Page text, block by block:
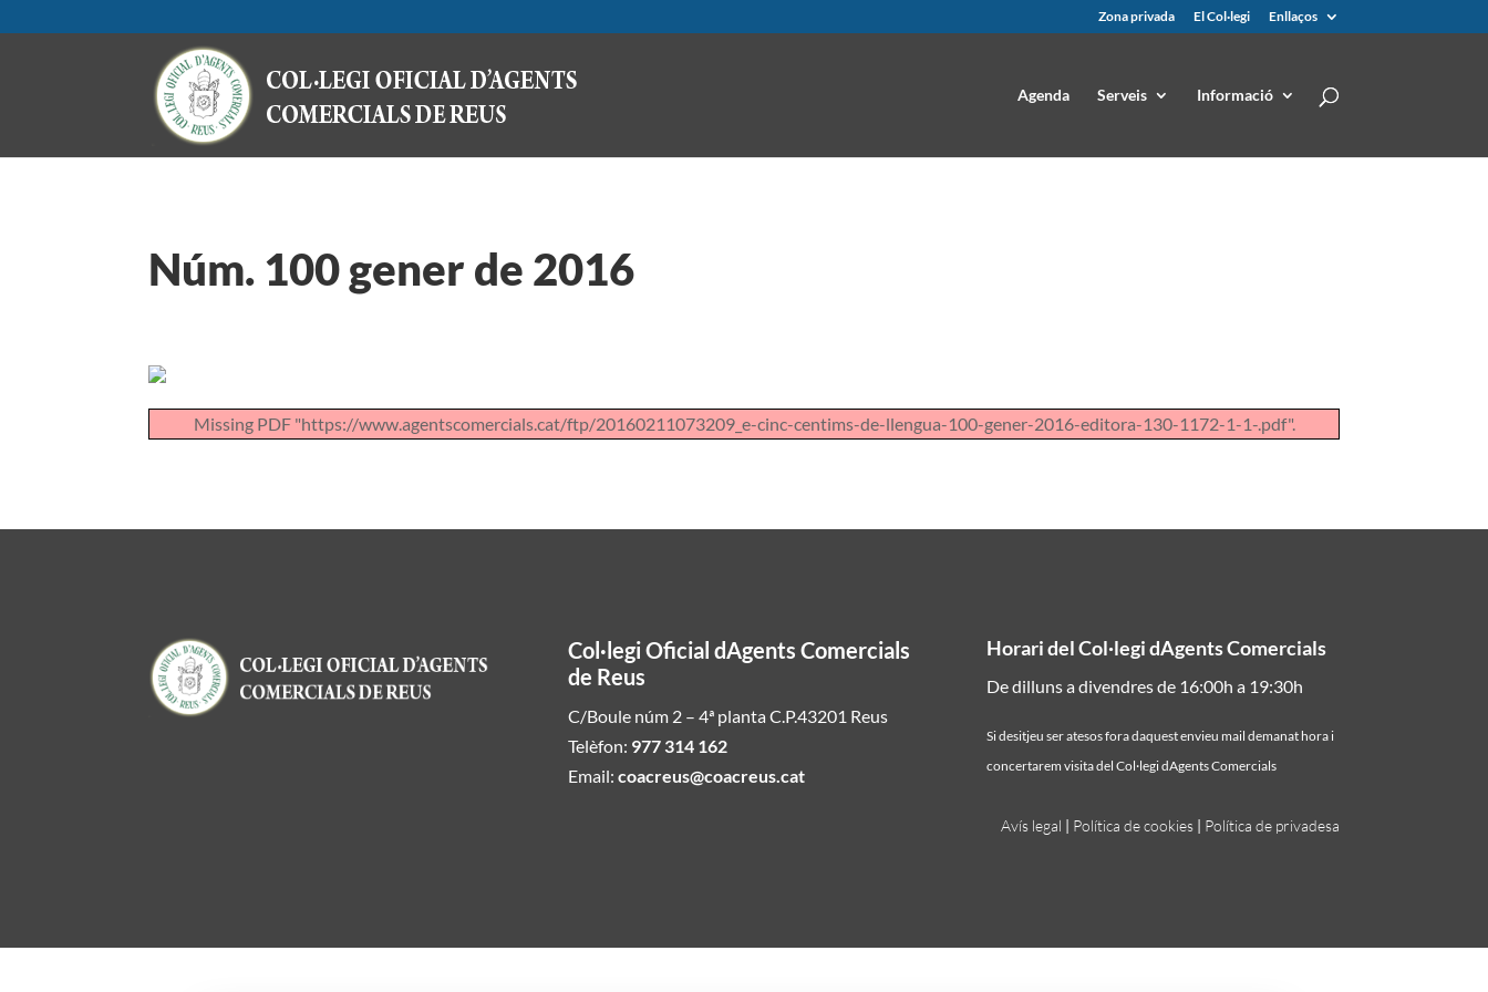
Zona privada El Col·legi Enllaços
Agenda Serveis Informació
Núm. 100 gener de 2016
Missing PDF "https://www.agentscomercials.cat/ftp/20160211073209_e-cinc-centims-de-llengua-100-gener-2016-editora-130-1172-1-1-.pdf".
Col·legi Oficial dAgents Comercials
de Reus
C/Boule núm 2 – 4ª planta C.P.43201 Reus
Telèfon: 977 314 162
Email: coacreus@coacreus.cat
Horari del Col·legi dAgents Comercials
De dilluns a divendres de 16:00h a 19:30h
Si desitjeu ser atesos fora daquest envieu mail demanat hora i
concertarem visita del Col·legi dAgents Comercials
Avís legal | Política de cookies| Política de privadesa